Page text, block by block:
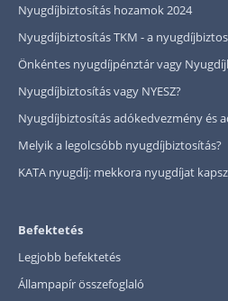
Nyugdíjbiztosítás hozamok 2024
Nyugdíjbiztosítás TKM - a
Önkéntes nyugdíjpénztár vagy
Nyugdíjbiztosítás vagy NYESZ?
Nyugdíjbiztosítás adókedvezmény és
Melyik a legolcsóbb nyugdíjbiztosítás?
KATA nyugdíj: mekkora nyugdíjat
Befektetés
Legjobb befektetés
Állampapír összefoglaló